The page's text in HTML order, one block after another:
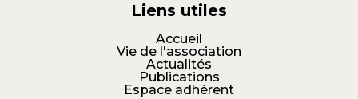
Liens utiles
Accueil
Vie de l'association
Actualités
Publications
Espace adhérent